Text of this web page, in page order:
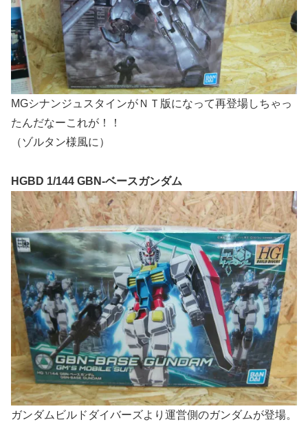
MGシナンジュスタインがＮＴ版になって再登場しちゃっ
たんだなーこれが！！
（ゾルタン様風に）
HGBD 1/144 GBN-ベースガンダム
ガンダムビルドダイバーズより運営側のガンダムが登場。